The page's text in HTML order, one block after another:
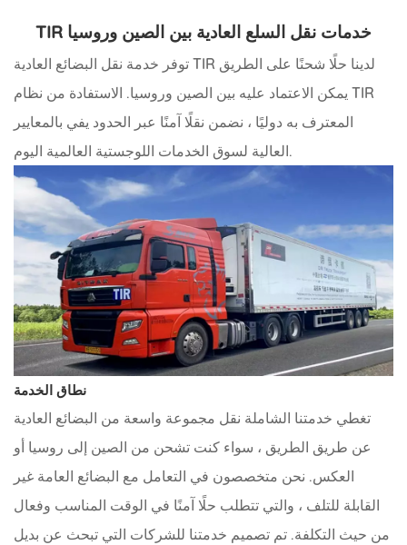
TIR خدمات نقل السلع العادية بين الصين وروسيا
توفر خدمة نقل البضائع العادية TIR لدينا حلًا شحنًا على الطريق
يمكن الاعتماد عليه بين الصين وروسيا. الاستفادة من نظام TIR
المعترف به دوليًا ، نضمن نقلًا آمنًا عبر الحدود يفي بالمعايير
العالية لسوق الخدمات اللوجستية العالمية اليوم.
نطاق الخدمة
تغطي خدمتنا الشاملة نقل مجموعة واسعة من البضائع العادية
عن طريق الطريق ، سواء كنت تشحن من الصين إلى روسيا أو
العكس. نحن متخصصون في التعامل مع البضائع العامة غير
القابلة للتلف ، والتي تتطلب حلًا آمنًا في الوقت المناسب وفعال
من حيث التكلفة. تم تصميم خدمتنا للشركات التي تبحث عن بديل